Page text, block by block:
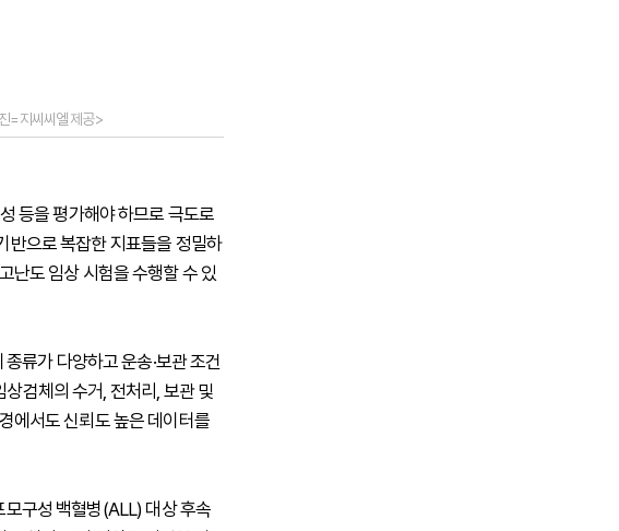
=지씨씨엘 제공>
등을 평가해야 하므로 극도로
반으로 복잡한 지표들을 정밀하
난도 임상 시험을 수행할 수 있
류가 다양하고 운송·보관 조건
검체의 수거, 전처리, 보관 및
에서도 신뢰도 높은 데이터를
구성 백혈병(ALL) 대상 후속